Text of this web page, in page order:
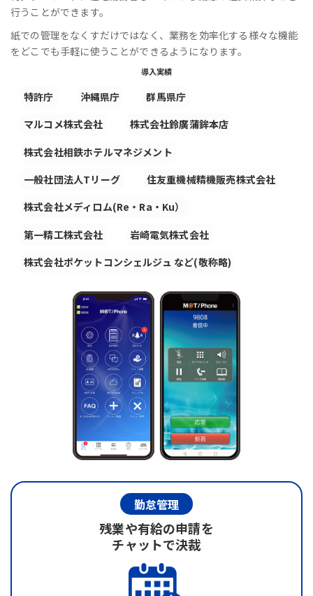
行うことができます。
紙での管理をなくすだけではなく、業務を効率化する様々な機能
をどこでも手軽に使うことができるようになります。
導入実績
特許庁 沖縄県庁
群馬県庁
マルコメ株式会社
株式会社鈴廣蒲鉾本店
株式会社相鉄ホテルマネジメント
一般社団法人Tリーグ
住友重機械精機販売株式会社
株式会社メディロム(Re・Ra・Ku）
第一精工株式会社
岩崎電気株式会社
株式会社ポケットコンシェルジュ など(敬称略)
勤怠管理
残業や有給の申請を
チャットで決裁